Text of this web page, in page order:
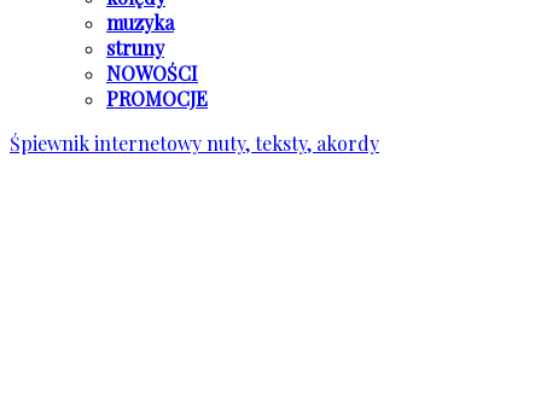
muzyka
struny
NOWOŚCI
PROMOCJE
Śpiewnik internetowynuty, teksty, akordy